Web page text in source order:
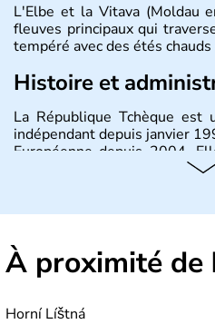
L'Elbe et la Vitava (Moldau
fleuves principaux qui
tempéré avec des étés
Histoire et
La République Tchèque est
indépendant depuis janvier
Européenne depuis 2004.
Bohème, Moravie et Silésie.
À proximité de
Horní Líštná